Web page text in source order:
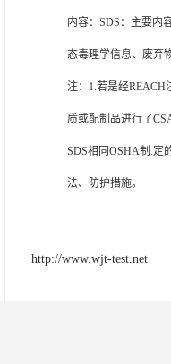
内容：SDS：主要内
态毒理学信息、废弃
注：1.若是经REACH
质或配制品进行了
SDS相同OSHA制.定
法、防护措施。
http://www.wjt-test.net